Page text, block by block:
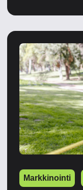
Markkinointi